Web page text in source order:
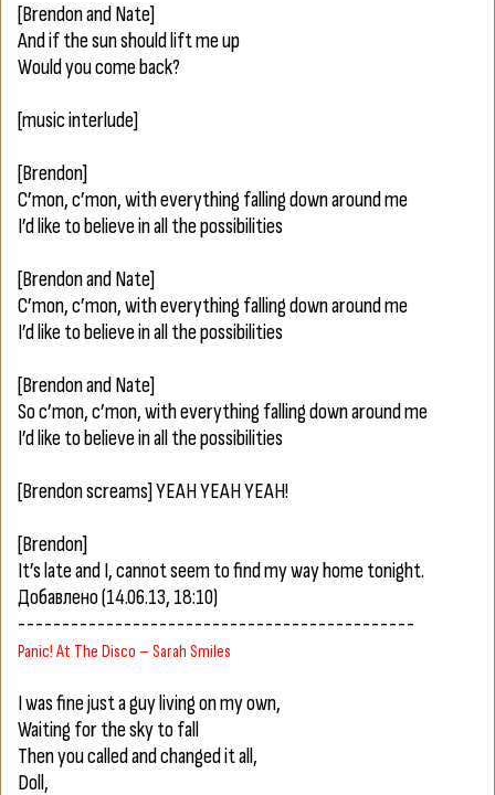
[Brendon and Nate]
And if the sun should lift me up
Would you come back?
[music interlude]
[Brendon]
C’mon, c’mon, with everything falling down around me
I’d like to believe in all the possibilities
[Brendon and Nate]
C’mon, c’mon, with everything falling down around me
I’d like to believe in all the possibilities
[Brendon and Nate]
So c’mon, c’mon, with everything falling down around me
I’d like to believe in all the possibilities
[Brendon screams] YEAH YEAH YEAH!
[Brendon]
It’s late and I, cannot seem to find my way home tonight.
Добавлено(14.06.13, 18:10)
---------------------------------------------
Panic! At The Disco – Sarah Smiles
I was fine just a guy living on my own,
Waiting for the sky to fall
Then you called and changed it all,
Doll,